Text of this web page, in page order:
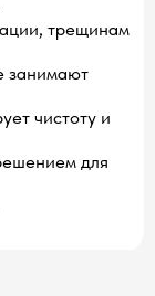
трещинам
занимают
чистоту и
для